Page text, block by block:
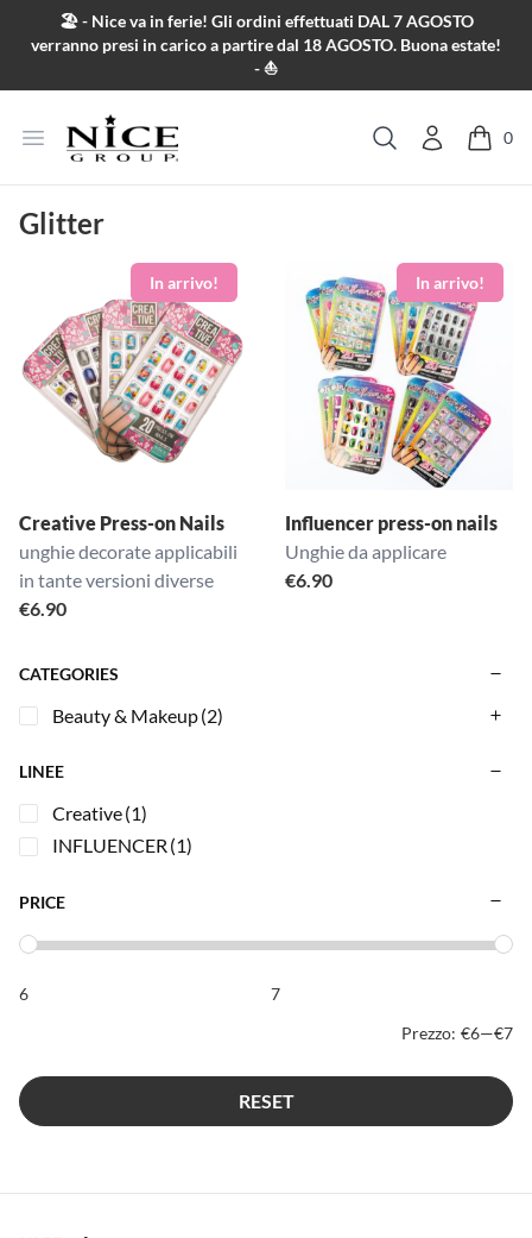
Salta al contenuto
🏖️ - Nice va in ferie! Gli ordini effettuati DAL 7 AGOSTO
verranno presi in carico a partire dal 18 AGOSTO. Buona estate!
- ⛵
Apri menu
Cerca
0
Glitter
Creative Press-on Nails
unghie decorate applicabili
in tante versioni diverse
€6.90
Influencer press-on nails
Unghie da applicare
€6.90
CATEGORIES
Beauty & Makeup(2)
LINEE
Creative(1)
INFLUENCER (1)
PRICE
Prezzo: €6—€7
RESET